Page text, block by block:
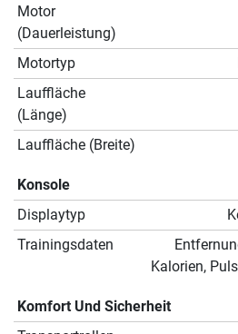
Motor
(Dauerleistung)
Motortyp
Lauffläche
(Länge)
Lauffläche (Breite)
Konsole
Displaytyp
Trainingsdaten
Kalorien,
Komfort Und Sicherheit